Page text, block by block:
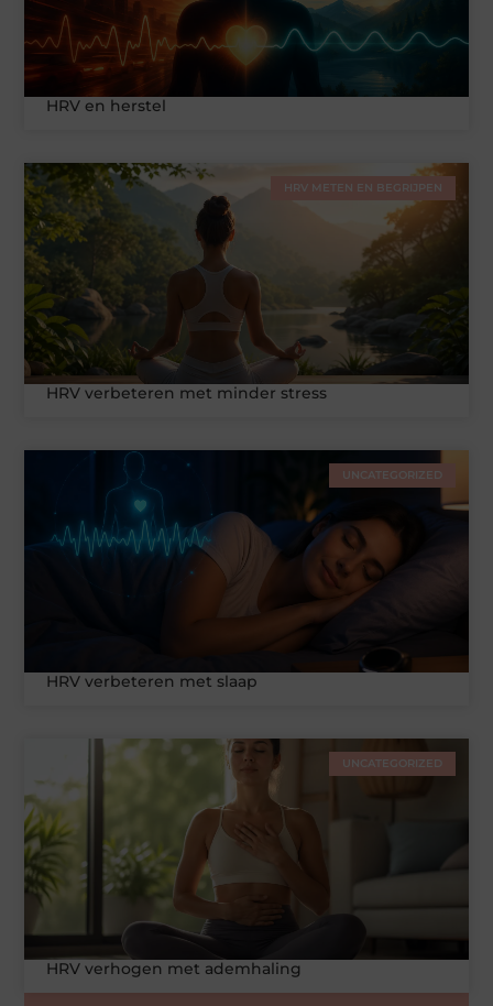
HRV en herstel
HRV METEN EN BEGRIJPEN
HRV verbeteren met minder stress
UNCATEGORIZED
HRV verbeteren met slaap
UNCATEGORIZED
HRV verhogen met ademhaling